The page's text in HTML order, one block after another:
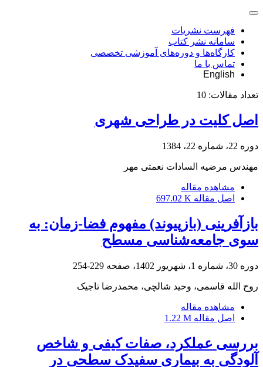
فهرست نشریات
سامانه نشر کتاب
کارگاه‌ها و دوره‌های آموزشی تخصصی
تماس با ما
English
تعداد مقالات: 10
اصل کلیت در طراحی شهری
دوره 22، شماره 22، 1384
مهندس مرضیه السادات نعمتی مهر
مشاهده مقاله
اصل مقاله 697.02 K
بازآفرینی (بازپیوند) مفهوم فضا-زمان: به
سوی جامعه‌شناسی مسطح
دوره 30، شماره 1، شهریور 1402، صفحه 229-254
روح الله قاسمی، وحید شالچی، محمدرضا تاجیک
مشاهده مقاله
اصل مقاله 1.22 M
بررسی عملکرد، صفات کیفی و شاخص
آلودگی به بیماری سفیدک سطحی در